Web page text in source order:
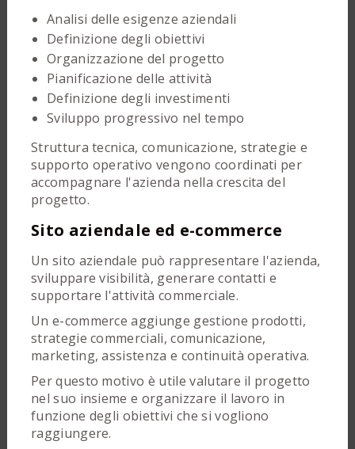
Analisi delle esigenze aziendali
Definizione degli obiettivi
Organizzazione del progetto
Pianificazione delle attività
Definizione degli investimenti
Sviluppo progressivo nel tempo
Struttura tecnica, comunicazione, strategie e
supporto operativo vengono coordinati per
accompagnare l'azienda nella crescita del
progetto.
Sito aziendale ed e-commerce
Un sito aziendale può rappresentare l'azienda,
sviluppare visibilità, generare contatti e
supportare l'attività commerciale.
Un e-commerce aggiunge gestione prodotti,
strategie commerciali, comunicazione,
marketing, assistenza e continuità operativa.
Per questo motivo è utile valutare il progetto
nel suo insieme e organizzare il lavoro in
funzione degli obiettivi che si vogliono
raggiungere.